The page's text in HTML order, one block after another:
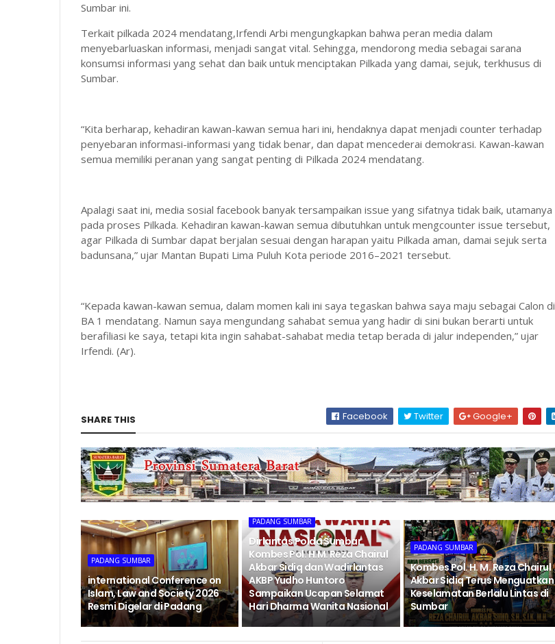
Sumbar ini.
Terkait pilkada 2024 mendatang,Irfendi Arbi mengungkapkan bahwa peran media dalam
menyebarluaskan informasi, menjadi sangat vital. Sehingga, mendorong media sebagai sarana
konsumsi informasi yang sehat dan baik untuk menciptakan Pilkada yang damai, sejuk, terkhusus di
Sumbar.
“Kita berharap, kehadiran kawan-kawan semua hari ini, hendaknya dapat menjadi counter terhadap
penyebaran informasi-informasi yang tidak benar, dan dapat mencederai demokrasi. Kawan-kawan
semua memiliki peranan yang sangat penting di Pilkada 2024 mendatang.
Apalagi saat ini, media sosial facebook banyak tersampaikan issue yang sifatnya tidak baik, utamanya
pada proses Pilkada. Kehadiran kawan-kawan semua dibutuhkan untuk mengcounter issue tersebut,
agar Pilkada di Sumbar dapat berjalan sesuai dengan harapan yaitu Pilkada aman, damai sejuk serta
badunsana,” ujar Mantan Bupati Lima Puluh Kota periode 2016–2021 tersebut.
“Kepada kawan-kawan semua, dalam momen kali ini saya tegaskan bahwa saya maju sebagai Calon di
BA 1 mendatang. Namun saya mengundang sahabat semua yang hadir di sini bukan berarti untuk
berafiliasi ke saya, tetapi kita ingin sahabat-sahabat media tetap berada di jalur independen,” ujar
Irfendi. (Ar).
SHARE THIS Facebook Twitter Google+
PADANG SUMBAR
international Conference on
Islam, Law and Society 2026
Resmi Digelar di Padang
PADANG SUMBAR
Dirlantas Polda Sumbar
Kombes Pol. H.M. Reza Chairul
Akbar Sidiq dan Wadirlantas
AKBP Yudho Huntoro
Sampaikan Ucapan Selamat
Hari Dharma Wanita Nasional
PADANG SUMBAR
Kombes Pol. H. M. Reza Chairul
Akbar Sidiq Terus Menguatkan
Keselamatan Berlalu Lintas di
Sumbar